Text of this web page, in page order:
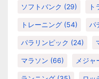
ソフトバンク (29) ト
トレーニング (54) パ
パラリンピック (24)
マラソン (66) メジャ